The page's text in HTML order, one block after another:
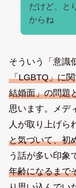
だけど、と
からね
そういう「意識
「LGBTQ」に
結婚面」の問題
思います。メデ
人が取り上げら
と気づいて、初
う話が多い印象
年齢になるまで